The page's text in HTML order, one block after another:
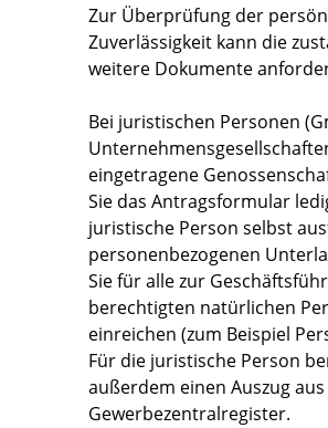
Zur Überprüfung der
Zuverlässigkeit kann die
weitere Dokumente
Bei juristischen Personen
eingetragene
Sie das Antragsformular
juristische Person selbst
personenbezogenen
Sie für alle zur
berechtigten natürlichen
einreichen (zum Beispiel
Für die juristische Person
außerdem einen Auszug
Gewerbezentralregister.